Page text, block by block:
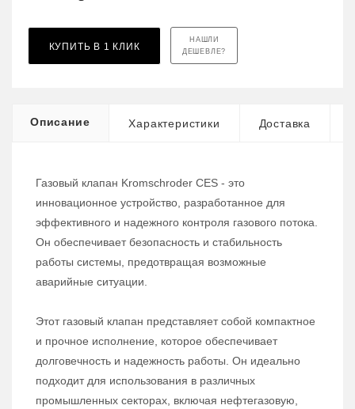
КУПИТЬ В 1 КЛИК
НАШЛИ
ДЕШЕВЛЕ?
Описание Характеристики Доставка
Газовый клапан Kromschroder CES - это
инновационное устройство, разработанное для
эффективного и надежного контроля газового потока.
Он обеспечивает безопасность и стабильность
работы системы, предотвращая возможные
аварийные ситуации.
Этот газовый клапан представляет собой компактное
и прочное исполнение, которое обеспечивает
долговечность и надежность работы. Он идеально
подходит для использования в различных
промышленных секторах, включая нефтегазовую,